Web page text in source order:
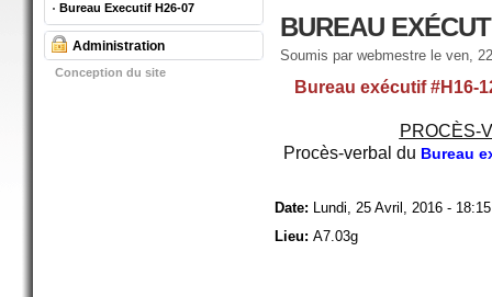
Bureau Executif H26-07
Administration
Conception du site
BUREAU
Soumis par webmestre le ven,
Bureau exécutif #H16-
PROCÈS-
Procès-verbal du Bureau
Date: Lundi, 25 Avril, 2016 - 18:15
Lieu: A7.03g